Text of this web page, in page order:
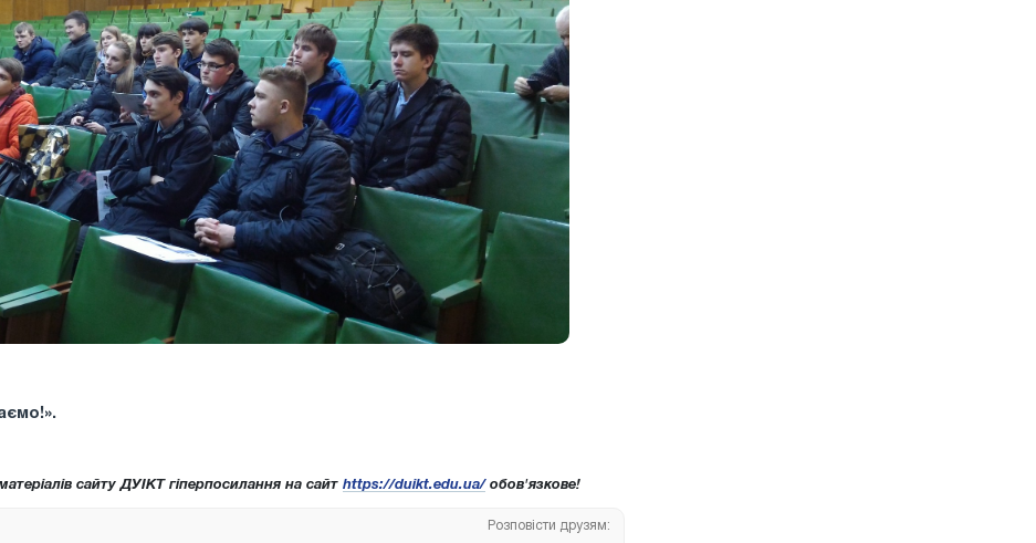
сайту ДУІКТ гіперпосилання на сайт https://duikt.edu.ua/обов'язкове!
Розповісти друзям: